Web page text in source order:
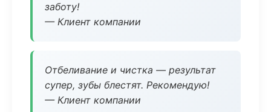
заботу!
— Клиент компании
Отбеливание и чистка — результат
супер, зубы блестят. Рекомендую!
— Клиент компании